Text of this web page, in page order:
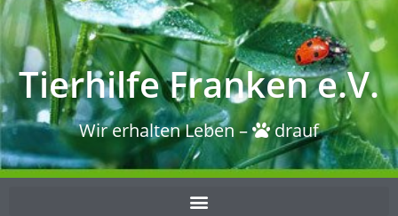
Tierhilfe Franken e.V.
Wir erhalten Leben – drauf